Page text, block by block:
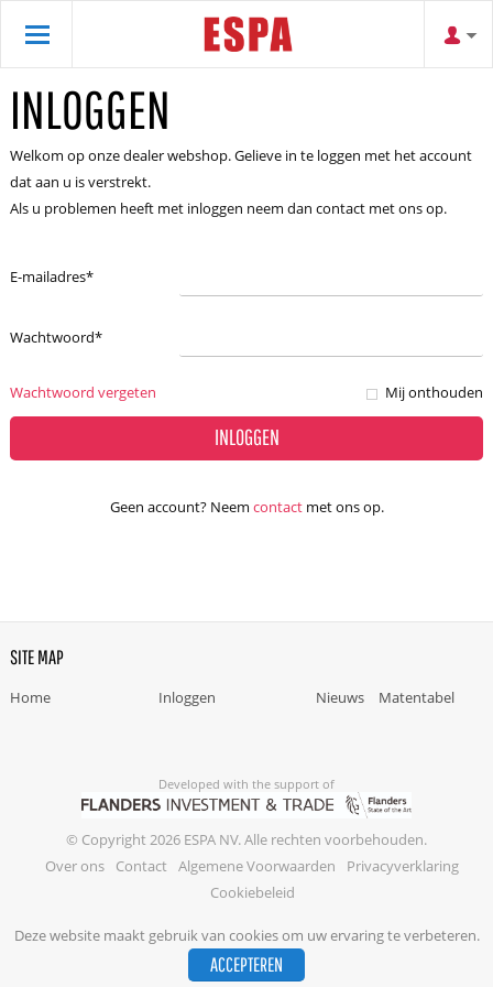
Deze website maakt gebruik van cookies om uw ervaring te verbeteren.
ACCEPTEREN
INLOGGEN
Welkom op onze dealer webshop. Gelieve in te loggen met het account
dat aan u is verstrekt.
Als u problemen heeft met inloggen neem dan contact met ons op.
E-mailadres*
Wachtwoord*
Wachtwoord vergeten Mij onthouden
INLOGGEN
Geen account? Neem contactmet ons op.
SITE MAP
Home Inloggen Nieuws Matentabel
Developed with the support of
© Copyright 2026 ESPA NV. Alle rechten voorbehouden.
Over ons
Contact Algemene Voorwaarden
Privacyverklaring
Cookiebeleid